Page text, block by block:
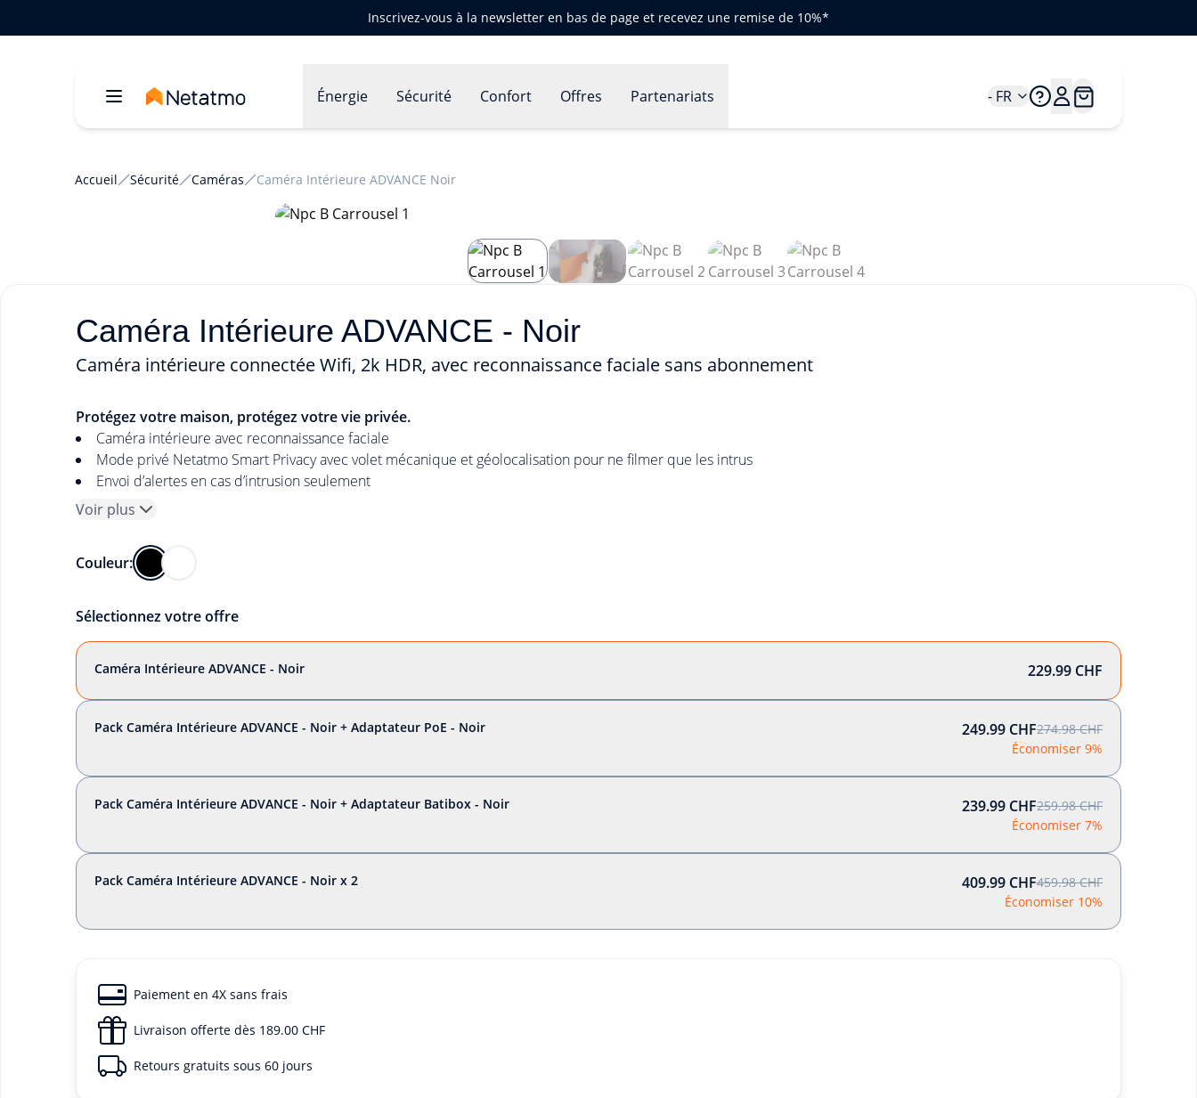
Inscrivez-vous à la newsletter en bas de page et recevez une remise de 10%*
Énergie Sécurité Confort Offres Partenariats - FR
Accueil Sécurité Caméras Caméra Intérieure ADVANCE Noir
Caméra Intérieure ADVANCE - Noir
Caméra intérieure connectée Wifi, 2k HDR, avec reconnaissance faciale sans abonnement
Protégez votre maison, protégez votre vie privée.
Caméra intérieure avec reconnaissance faciale
Mode privé Netatmo Smart Privacy avec volet mécanique et géolocalisation pour ne filmer que les intrus
Envoi d’alertes en cas d’intrusion seulement
Voir plus
Couleur:
Sélectionnez votre offre
Caméra Intérieure ADVANCE - Noir 229.99 CHF
Pack Caméra Intérieure ADVANCE - Noir + Adaptateur PoE - Noir 249.99 CHF274.98 CHF
Économiser 9%
Pack Caméra Intérieure ADVANCE - Noir + Adaptateur Batibox - Noir 239.99 CHF259.98 CHF
Économiser 7%
Pack Caméra Intérieure ADVANCE - Noir x 2 409.99 CHF459.98 CHF
Économiser 10%
Paiement en 4X sans frais
Livraison offerte dès 189.00 CHF
Retours gratuits sous 60 jours